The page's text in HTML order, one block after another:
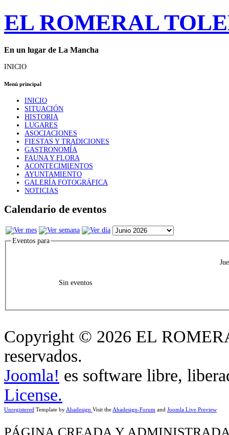
EL ROMERAL
En un lugar de La Mancha
INICIO
Menú principal
INICIO
SITUACIÓN
HISTORIA
LUGARES
ASOCIACIONES
FIESTAS Y TRADICIONES
GASTRONOMÍA
FAUNA Y FLORA
ACONTECIMIENTOS
AYUNTAMIENTO
GALERÍA FOTOGRÁFICA
NOTICIAS
Calendario de eventos
Eventos para
Sin eventos
Copyright © 2026 EL
reservados.
Joomla! es software libre,
License.
Unregistered Template by Ahadesign Visit the Ahadesign-Forum and Joomla Live Preview
PÁGINA CREADA Y